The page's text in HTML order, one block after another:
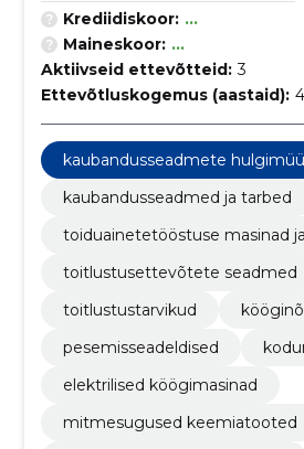
Krediidiskoor: ...
Maineskoor: ...
Aktiivseid ettevõtteid: 3
Ettevõtluskogemus (aastaid): 4
kaubandusseadmete
kaubandusseadmed ja tarbed
toiduainetetööstuse masinad
toitlustusettevõtete seadmed
toitlustustarvikud
pesemisseadeldised
elektrilised köögimasinad
mitmesugused keemiatooted